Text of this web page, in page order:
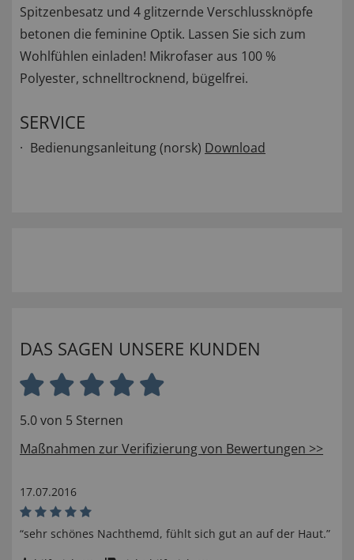
Spitzenbesatz und 4 glitzernde Verschlussknöpfe
betonen die feminine Optik. Lassen Sie sich zum
Wohlfühlen einladen! Mikrofaser aus 100 %
Polyester, schnelltrocknend, bügelfrei.
SERVICE
Bedienungsanleitung (norsk) Download
DAS SAGEN UNSERE KUNDEN
5.0 von 5 Sternen
Maßnahmen zur Verifizierung von Bewertungen >>
17.07.2016
“sehr schönes Nachthemd, fühlt sich gut an auf der Haut.”